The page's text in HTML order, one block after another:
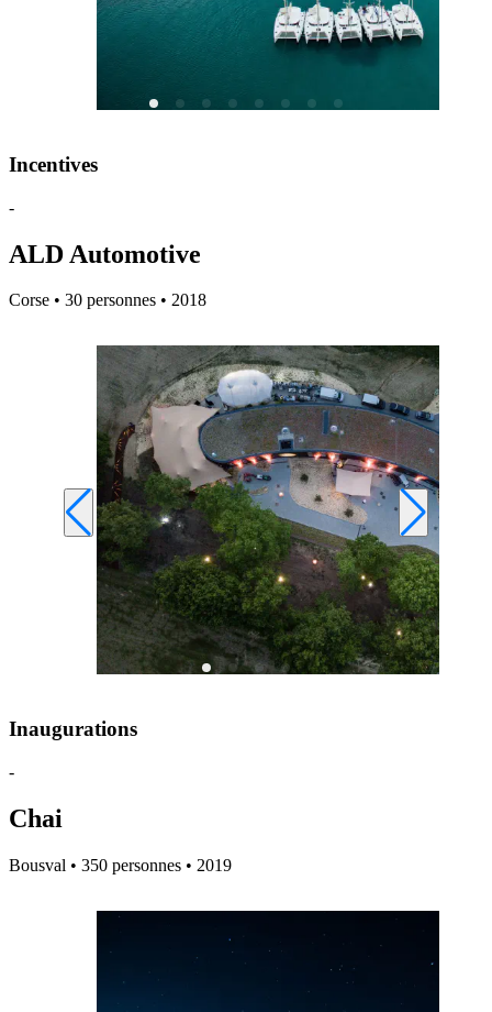
Incentives
-
ALD Automotive
Corse • 30 personnes • 2018
Inaugurations
-
Chai
Bousval • 350 personnes • 2019